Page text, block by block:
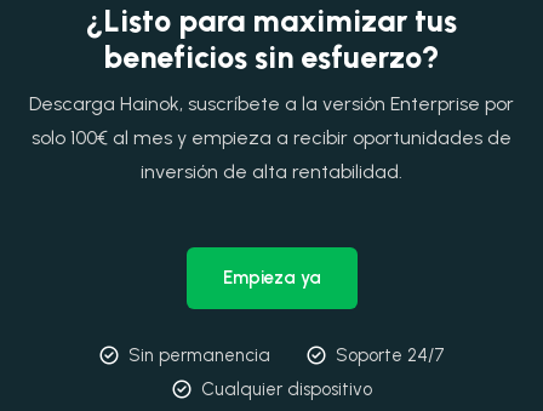
¿Listo para maximizar tus
beneficios sin esfuerzo?
Descarga Hainok, suscríbete a la versión Enterprise por
solo 100€ al mes y empieza a recibir oportunidades de
inversión de alta rentabilidad.
Empieza ya
Sin permanencia
Soporte 24/7
Cualquier dispositivo